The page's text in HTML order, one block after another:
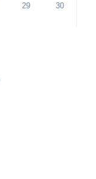
29
30